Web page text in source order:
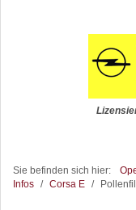
Sie befinden sich hier:
Infos
/ Corsa E /